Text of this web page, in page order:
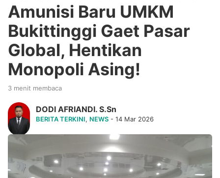
Amunisi Baru UMKM
Bukittinggi Gaet Pasar
Global, Hentikan
Monopoli Asing!
3 menit membaca
DODI AFRIANDI. S.Sn
BERITA TERKINI, NEWS - 14 Mar 2026